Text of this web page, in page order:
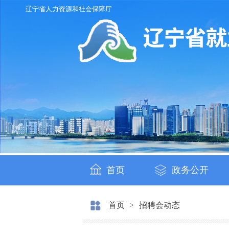
辽宁省人力资源和社会保障厅
首页 政务公开
首页 > 招聘会动态